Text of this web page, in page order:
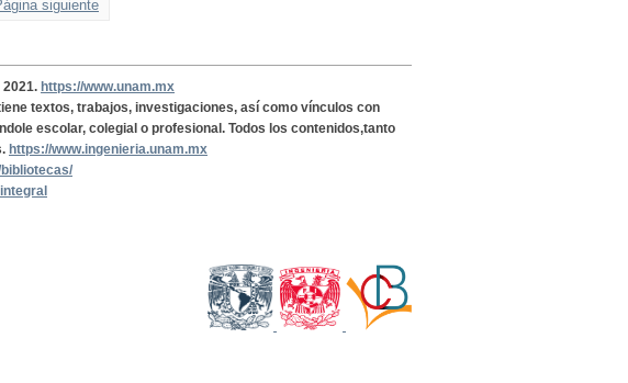
siguiente
https://www.unam.mx
textos, trabajos, investigaciones, así como vínculos con
escolar, colegial o profesional. Todos los contenidos,tanto
https://www.ingenieria.unam.mx